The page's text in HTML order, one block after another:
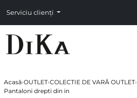
Serviciu clienți
Acasă›OUTLET›COLECTIE DE VARĂ OUTLET›
Pantaloni drepti din in